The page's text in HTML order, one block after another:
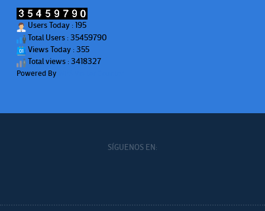
Users Today : 195
Total Users : 35459790
Views Today : 355
Total views : 3418327
Powered By
SÍGUENOS EN: